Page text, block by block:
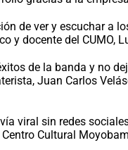
de ver y escuchar a
y docente del CUMO,
de la banda y no
Juan Carlos
viral sin redes
Cultural